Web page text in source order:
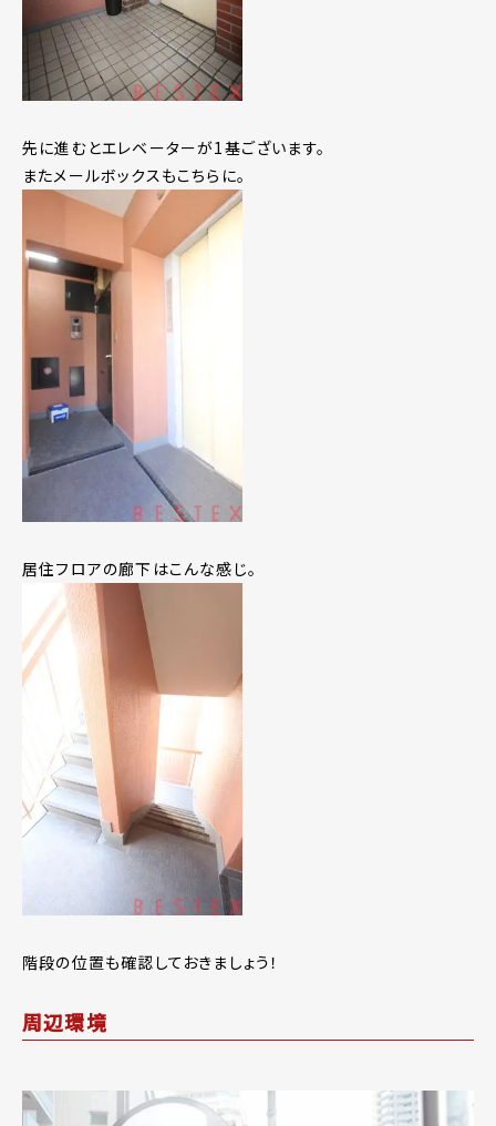
先に進むとエレベーターが1基ございます。
またメールボックスもこちらに。
居住フロアの廊下はこんな感じ。
階段の位置も確認しておきましょう！
周辺環境